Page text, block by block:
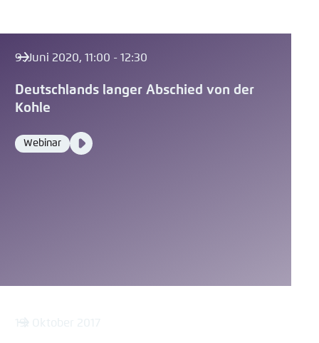
9. Juni 2020, 11:00 - 12:30
Deutschlands langer Abschied von der
Kohle
Format
Webinar
Media
Video